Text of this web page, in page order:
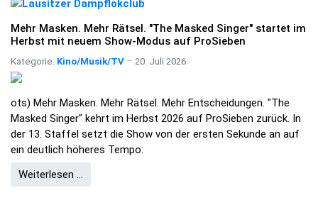
Mehr Masken. Mehr Rätsel. "The Masked Singer" startet im
Herbst mit neuem Show-Modus auf ProSieben
Kategorie: Kino/Musik/TV 20. Juli 2026
ots) Mehr Masken. Mehr Rätsel. Mehr Entscheidungen. "The
Masked Singer" kehrt im Herbst 2026 auf ProSieben zurück. In
der 13. Staffel setzt die Show von der ersten Sekunde an auf
ein deutlich höheres Tempo:
Weiterlesen …